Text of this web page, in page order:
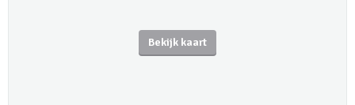
Bekijk kaart